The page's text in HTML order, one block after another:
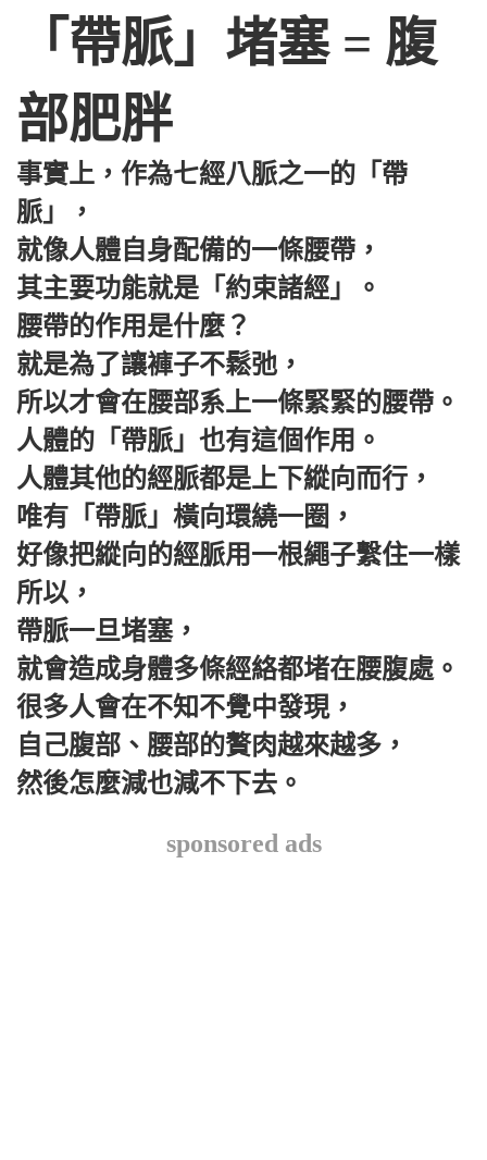
「帶脈」堵塞 = 腹
部肥胖
事實上，作為七經八脈之一的「帶
脈」，
就像人體自身配備的一條腰帶，
其主要功能就是「約束諸經」。
腰帶的作用是什麼？
就是為了讓褲子不鬆弛，
所以才會在腰部系上一條緊緊的腰帶。
人體的「帶脈」也有這個作用。
人體其他的經脈都是上下縱向而行，
唯有「帶脈」橫向環繞一圈，
好像把縱向的經脈用一根繩子繫住一樣
所以，
帶脈一旦堵塞，
就會造成身體多條經絡都堵在腰腹處。
很多人會在不知不覺中發現，
自己腹部、腰部的贅肉越來越多，
然後怎麼減也減不下去。
sponsored ads